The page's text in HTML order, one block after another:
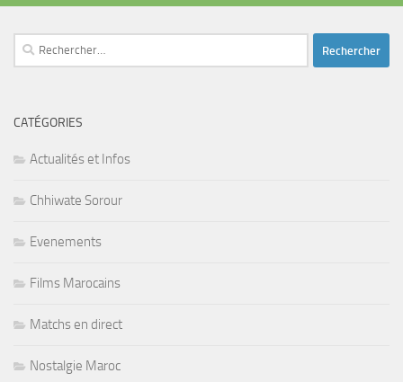
Rechercher :
CATÉGORIES
Actualités et Infos
Chhiwate Sorour
Evenements
Films Marocains
Matchs en direct
Nostalgie Maroc